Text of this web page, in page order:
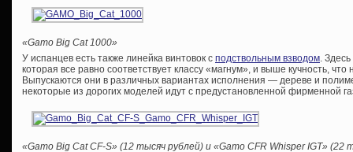
«Gamo Big Cat 1000»
У испанцев есть также линейка винтовок с подствольным взводом.
которая все равно соответствует классу «магнум», и выше кучность,
Выпускаются они в различных вариантах исполнения — дереве и
некоторые из дорогих моделей идут с предустановленной фирменной
«Gamo Big Cat CF-S» (12 тысяч рублей) и «Gamo CFR Whisper IGT» (22